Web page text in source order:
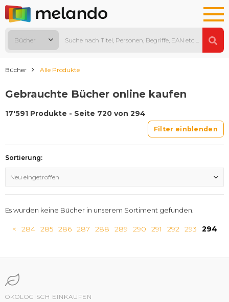
Bücher
Bücher Alle Produkte
Gebrauchte Bücher online kaufen
17'591 Produkte - Seite 720 von 294
Filter einblenden
Sortierung:
Neu eingetroffen
Es wurden keine Bücher in unserem Sortiment gefunden.
< 284 285 286 287 288 289 290 291 292 293 294
ÖKOLOGISCH EINKAUFEN